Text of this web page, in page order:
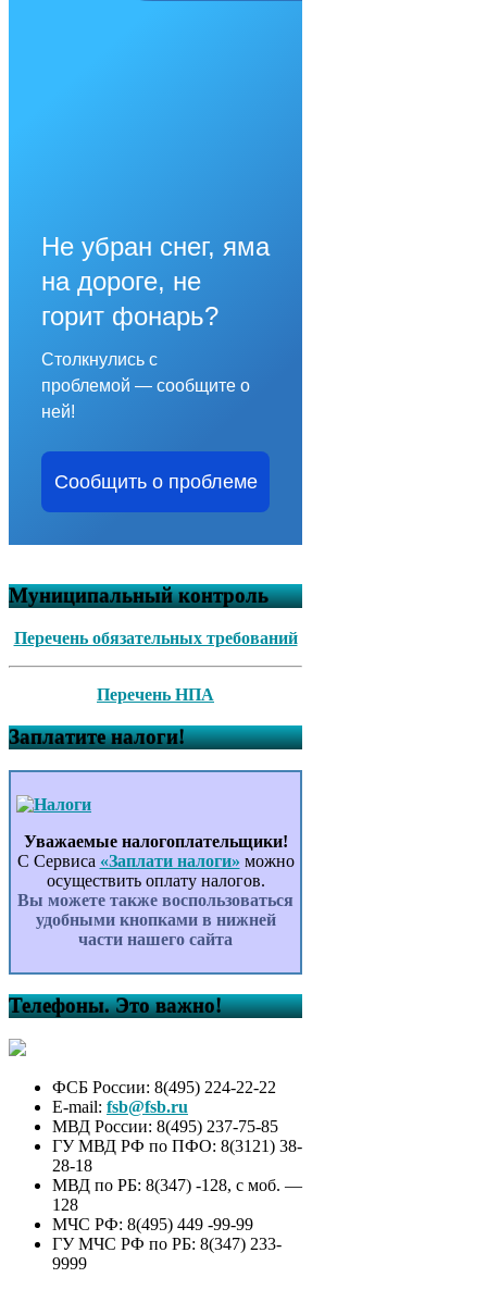
Не убран снег, яма
на дороге, не
горит фонарь?
Столкнулись с
проблемой — сообщите о
ней!
Сообщить о проблеме
Муниципальный контроль
Перечень обязательных требований
Перечень НПА
Заплатите налоги!
Уважаемые налогоплательщики!
С Сервиса «Заплати налоги» можно
осуществить оплату налогов.
Вы можете также воспользоваться
удобными кнопками в нижней
части нашего сайта
Телефоны. Это важно!
ФСБ России: 8(495) 224-22-22
E-mail: fsb@fsb.ru
МВД России: 8(495) 237-75-85
ГУ МВД РФ по ПФО: 8(3121) 38-
28-18
МВД по РБ: 8(347) -128, с моб. —
128
МЧС РФ: 8(495) 449 -99-99
ГУ МЧС РФ по РБ: 8(347) 233-
9999